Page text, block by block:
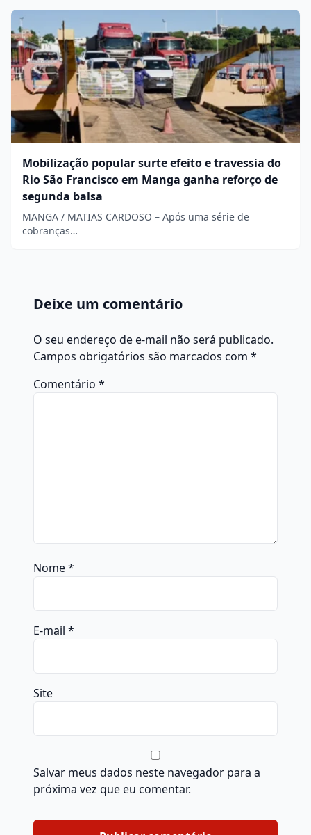
Mobilização popular surte efeito e travessia do
Rio São Francisco em Manga ganha reforço de
segunda balsa
MANGA / MATIAS CARDOSO – Após uma série de
cobranças…
Deixe um comentário
O seu endereço de e-mail não será publicado.
Campos obrigatórios são marcados com *
Comentário *
Nome*
E-mail *
Site
Salvar meus dados neste navegador para a
próxima vez que eu comentar.